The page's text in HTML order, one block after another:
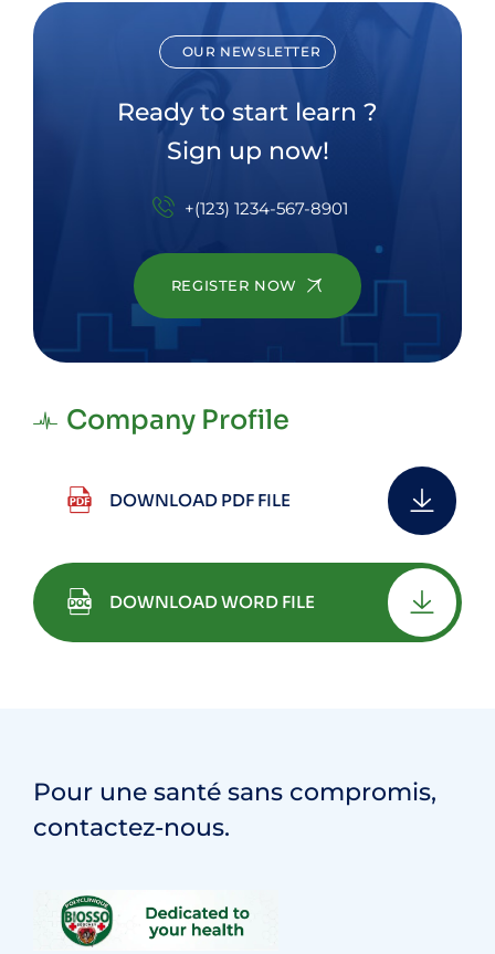
OUR NEWSLETTER
Ready to start learn ?
Sign up now!
+(123) 1234-567-8901
REGISTER NOW
Company Profile
DOWNLOAD PDF FILE
DOWNLOAD WORD FILE
Pour une santé sans compromis,
contactez-nous.